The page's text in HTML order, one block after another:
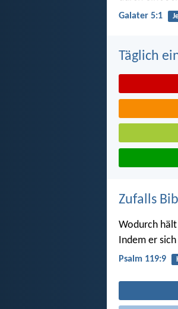
Galater 5:1
Täglich
Zufalls
Wodurch hält
Indem er
Psalm 119:9